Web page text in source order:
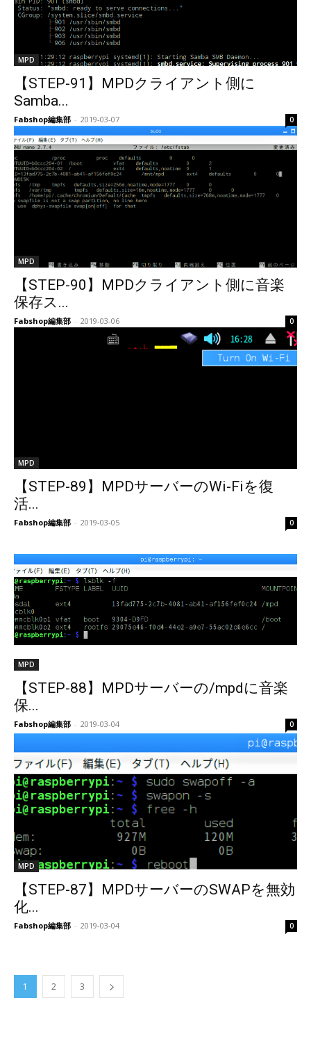
MPD
【STEP-91】MPDクライアント側に
Samba...
Fabshop編集部 - 2019-03-07 0
MPD
【STEP-90】MPDクライアント側に音楽
保存ス...
Fabshop編集部 - 2019-03-06 0
MPD
【STEP-89】MPDサーバーのWi-Fiを復
活...
Fabshop編集部 - 2019-03-05 0
MPD
【STEP-88】MPDサーバーの/mpdに音楽
保...
Fabshop編集部 - 2019-03-04 0
MPD
【STEP-87】MPDサーバーのSWAPを無効
化...
Fabshop編集部 - 2019-03-04 0
1 2 3